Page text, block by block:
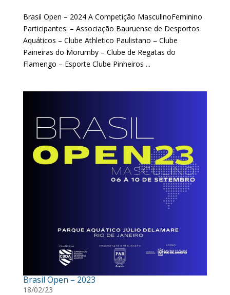
Brasil Open – 2024 A Competição MasculinoFeminino
Participantes: – Associação Bauruense de Desportos
Aquáticos – Clube Athletico Paulistano – Clube
Paineiras do Morumby – Clube de Regatas do
Flamengo – Esporte Clube Pinheiros ...
Brasil Open – 2023
18/02/23